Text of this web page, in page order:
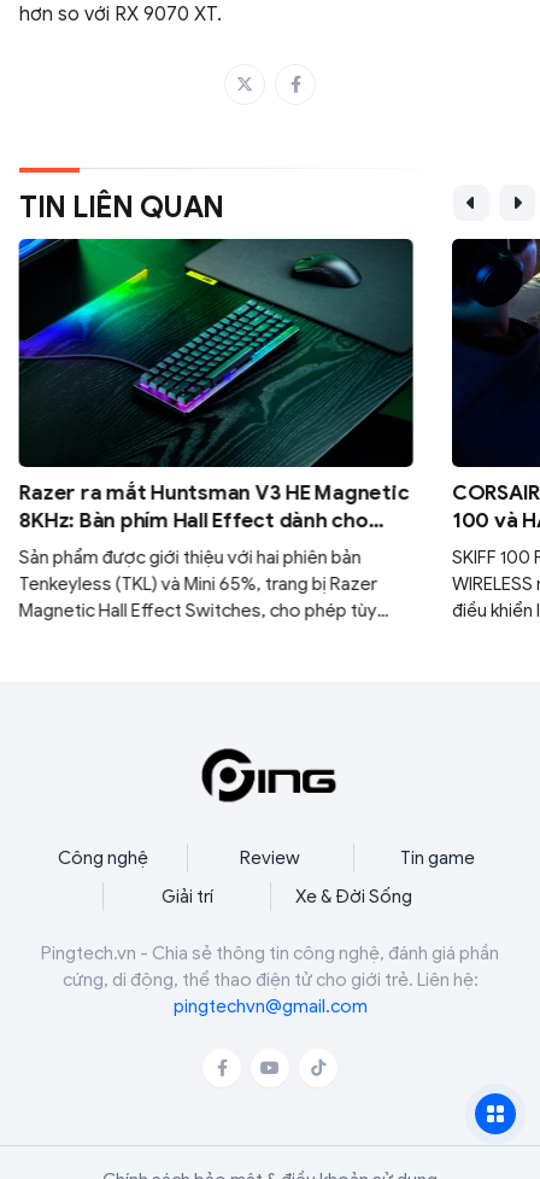
hơn so với RX 9070 XT.
TIN LIÊN QUAN
Razer ra mắt Huntsman V3 HE Magnetic
8KHz: Bàn phím Hall Effect dành cho
game thủ esports
Sản phẩm được giới thiệu với hai phiên bản
Tenkeyless (TKL) và Mini 65%, trang bị Razer
Magnetic Hall Effect Switches, cho phép tùy
100 và
đa năng
SKIFF 100
điều khiển
Công nghệ Review
Tin game
Giải trí
Xe & Đời Sống
Pingtech.vn - Chia sẻ thông tin công nghệ, đánh giá phần
cứng, di động, thể thao điện tử cho giới trẻ. Liên hệ:
pingtechvn@gmail.com